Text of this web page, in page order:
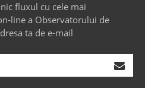
fluxul cu cele mai
line a Observatorului de
ta de e-mail